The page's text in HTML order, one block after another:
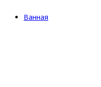
Ванная